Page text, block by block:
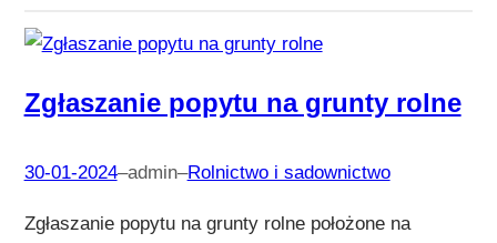
Zgłaszanie popytu na grunty rolne
30-01-2024–admin–Rolnictwo i sadownictwo
Zgłaszanie popytu na grunty rolne położone na